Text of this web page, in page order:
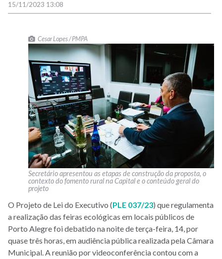
15/11/2023 13:08
Cesar Lopes / PMPA
Secretário apresentou as etapas de construção da proposta, o
contexto do fomento rural na Capital e o conteúdo geral do
projeto
O Projeto de Lei do Executivo (PLE 037/23) que regulamenta
a realização das feiras ecológicas em locais públicos de
Porto Alegre foi debatido na noite de terça-feira, 14, por
quase três horas, em audiência pública realizada pela Câmara
Municipal. A reunião por videoconferência contou com a